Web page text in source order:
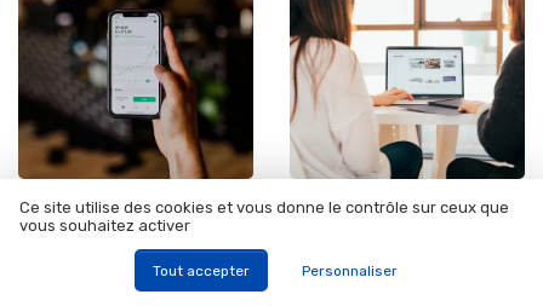
SCPI et Investissements Locatifs •
27/11/2025
Comprendre le log in SCPI :
tout ce qu’il faut savoir pour
investir sereinement
Achat et Location de Biens Immobiliers • 27/11/2025
revente d’un bien en LMNP
Ce site utilise des cookies et vous donne le contrôle sur ceux que
vous souhaitez activer
Tout accepter Personnaliser